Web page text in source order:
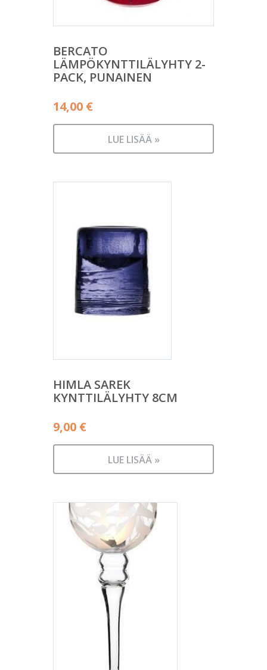
BERCATO
LÄMPÖKYNTTILÄLYHTY 2-
PACK, PUNAINEN
14,00 €
LUE LISÄÄ »
HIMLA SAREK
KYNTTILÄLYHTY 8CM
9,00 €
LUE LISÄÄ »